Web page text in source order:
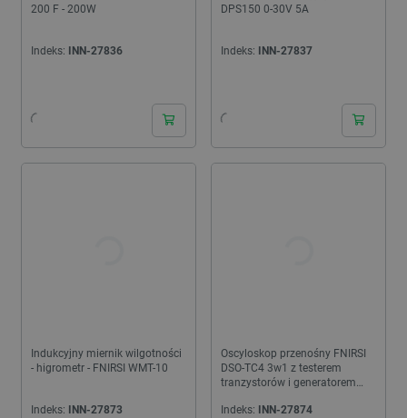
200 F - 200W
Indeks: INN-27836
DPS150 0-30V 5A
Indeks: INN-27837
Indukcyjny miernik wilgotności
- higrometr - FNIRSI WMT-10
Indeks: INN-27873
Oscyloskop przenośny FNIRSI
DSO-TC4 3w1 z testerem
tranzystorów i generatorem
Indeks:
INN-27874